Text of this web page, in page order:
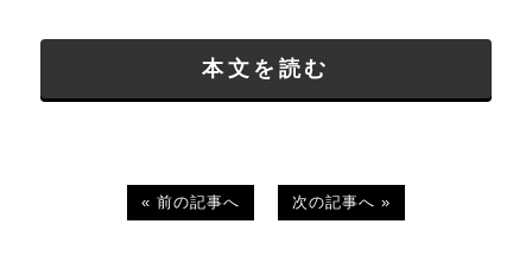
本文を読む
« 前の記事へ 次の記事へ »